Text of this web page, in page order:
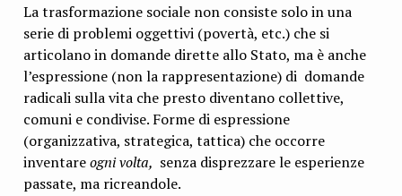
La trasformazione sociale non consiste solo in una
serie di problemi oggettivi (povertà, etc.) che si
articolano in domande dirette allo Stato, ma è anche
l’espressione (non la rappresentazione) di domande
radicali sulla vita che presto diventano collettive,
comuni e condivise. Forme di espressione
(organizzativa, strategica, tattica) che occorre
inventareogni volta, senza disprezzare le esperienze
passate, ma ricreandole.